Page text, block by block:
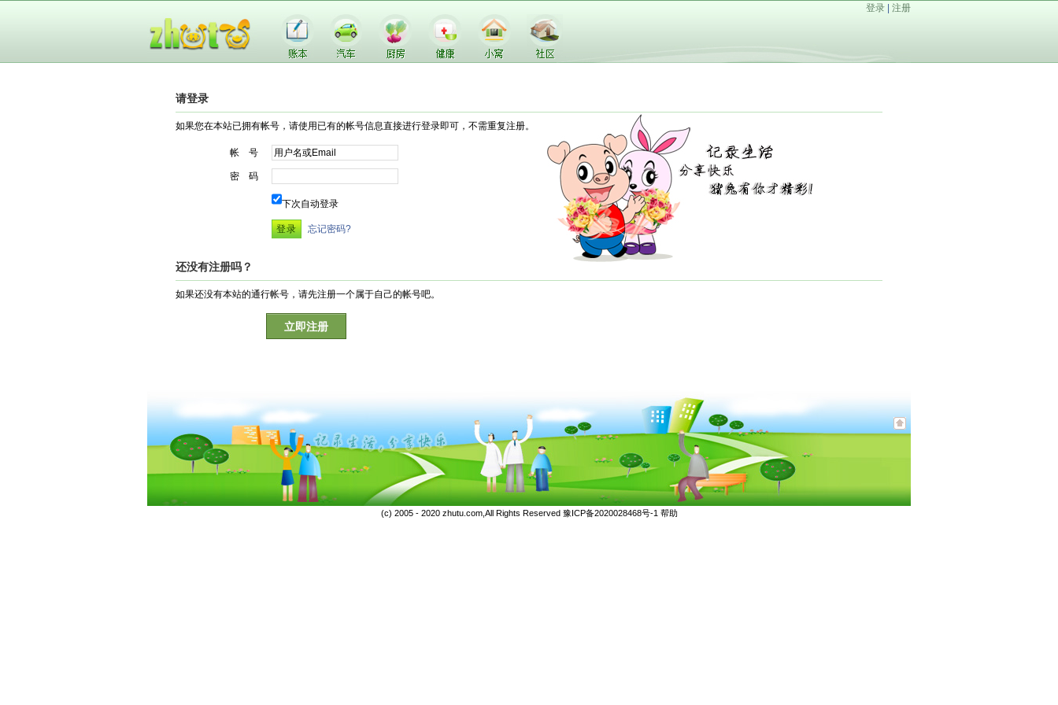
登录 注册
请登录
如果您在本站已拥有帐号，请使用已有的帐号信息直接进行登录即可，不需重复注册。
帐 号
密 码
下次自动登录
忘记密码?
还没有注册吗？
如果还没有本站的通行帐号，请先注册一个属于自己的帐号吧。
立即注册
(c) 2005 - 2020 zhutu.com,All Rights Reserved 豫ICP备2020028468号-1 帮助